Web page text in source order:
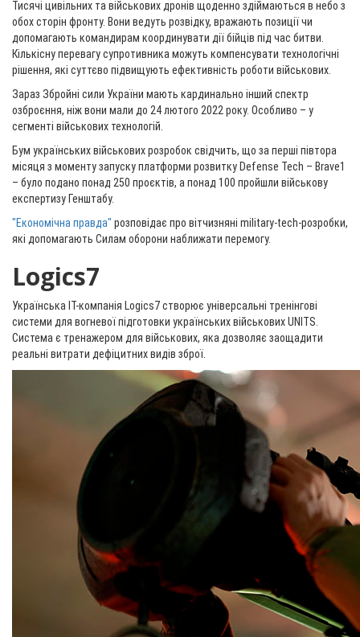
Тисячі цивільних та військових дронів щоденно здіймаються в небо з
обох сторін фронту. Вони ведуть розвідку, вражають позиції чи
допомагають командирам координувати дії бійців під час битви.
Кількісну перевагу супротивника можуть компенсувати технологічні
рішення, які суттєво підвищують ефективність роботи військових.
Зараз Збройні сили України мають кардинально інший спектр
озброєння, ніж вони мали до 24 лютого 2022 року. Особливо – у
сегменті військових технологій.
Бум українських військових розробок свідчить, що за перші півтора
місяця з моменту запуску платформи розвитку Defense Tech – Brave1
– було подано понад 250 проєктів, а понад 100 пройшли військову
експертизу Генштабу.
"Економічна правда" розповідає про вітчизняні military-tech-розробки,
які допомагають Силам оборони наближати перемогу.
Logics7
Українська ІТ-компанія Logics7 створює універсальні тренінгові
системи для вогневої підготовки українських військових UNITS.
Система є тренажером для військових, яка дозволяє заощадити
реальні витрати дефіцитних видів зброї.